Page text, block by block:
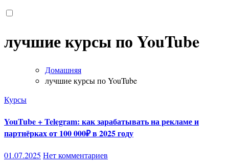
лучшие курсы по YouTube
Домашняя
лучшие курсы по YouTube
Курсы
YouTube + Telegram: как зарабатывать на рекламе и
партнёрках от 100 000₽ в 2025 году
01.07.2025 Нет комментариев